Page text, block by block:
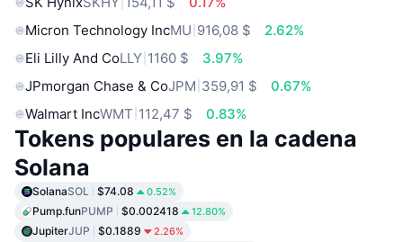
Micron Technology IncMU 916,08 $
2.62%
Eli Lilly And CoLLY 1160 $
3.97%
JPmorgan Chase & CoJPM 359,91 $
0.67%
Walmart IncWMT 112,47 $ 0.83%
Tokens populares en la cadena
Solana
SolanaSOL $74.08 0.52%
Pump.funPUMP $0.002418 12.80%
JupiterJUP $0.1889 2.26%